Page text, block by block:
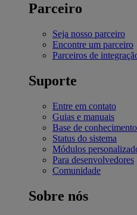
Parceiro
Seja nosso parceiro
Encontre um parceiro
Parceiros de
Suporte
Entre em contato
Guias e manuais
Base de conhecimento
Status do sistema
Módulos
Para desenvolvedores
Comunidade
Sobre nós